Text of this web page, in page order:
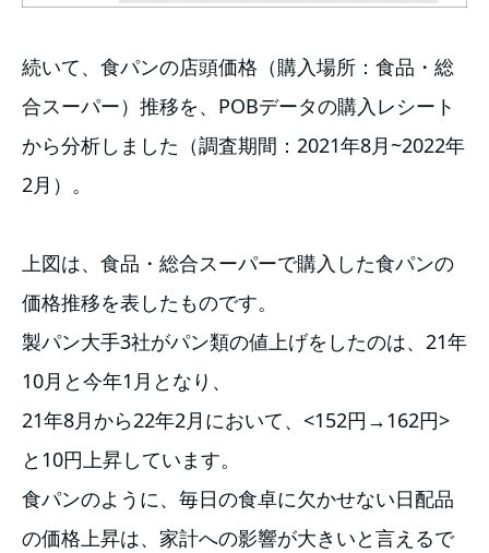
続いて、食パンの店頭価格（購入場所：食品・総
合スーパー）推移を、POBデータの購入レシート
から分析しました（調査期間：2021年8月~2022年
2月）。
上図は、食品・総合スーパーで購入した食パンの
価格推移を表したものです。
製パン大手3社がパン類の値上げをしたのは、21年
10月と今年1月となり、
21年8月から22年2月において、<152円→162円>
と10円上昇しています。
食パンのように、毎日の食卓に欠かせない日配品
の価格上昇は、家計への影響が大きいと言えるで